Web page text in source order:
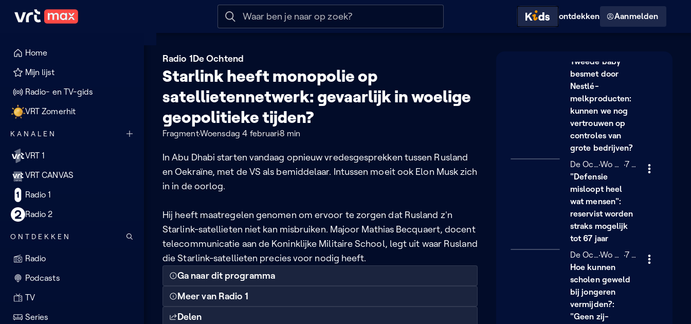
Naar hoofdinhoud Naar help Hoog contrast modus
ontdekken Aanmelden
Home
Mijn lijst
Radio- en TV-gids
VRT Zomerhit
KANALEN
VRT 1
VRT CANVAS
Radio 1
Radio 2
ONTDEKKEN
Radio
Podcasts
TV
Series
Radio 1 De Ochtend
Starlink heeft monopolie op
satellietennetwerk: gevaarlijk in woelige
geopolitieke tijden?
FragmentWoensdag 4 februari8 min
In Abu Dhabi starten vandaag opnieuw vredesgesprekken tussen Rusland
en Oekraïne, met de VS als bemiddelaar. Intussen moeit ook Elon Musk zich
in in de oorlog.
Hij heeft maatregelen genomen om ervoor te zorgen dat Rusland z'n
Starlink-satellieten niet kan misbruiken. Majoor Mathias Becquaert, docent
telecommunicatie aan de Koninklijke Militaire School, legt uit waar Rusland
die Starlink-satellieten precies voor nodig heeft.
Ga naar dit programma
Meer van Radio 1
Delen
Fragmenten
Tweede baby
besmet door
Nestlé-
melkproducten:
kunnen we nog
vertrouwen op
controles van
grote bedrijven?
De Ochtend Woensdag 4 februari
Wo 04/02 7 minuten
7 min
"Defensie
misloopt heel
wat mensen":
reservist worden
straks mogelijk
tot 67 jaar
De Ochtend Woensdag 4 februari
Wo 04/02 7 minuten
7 min
Hoe kunnen
scholen geweld
bij jongeren
vermijden?:
"Geen zij-